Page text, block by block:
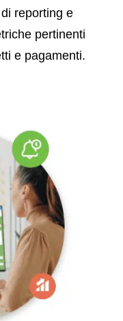
reporting e
pertinenti
e pagamenti.